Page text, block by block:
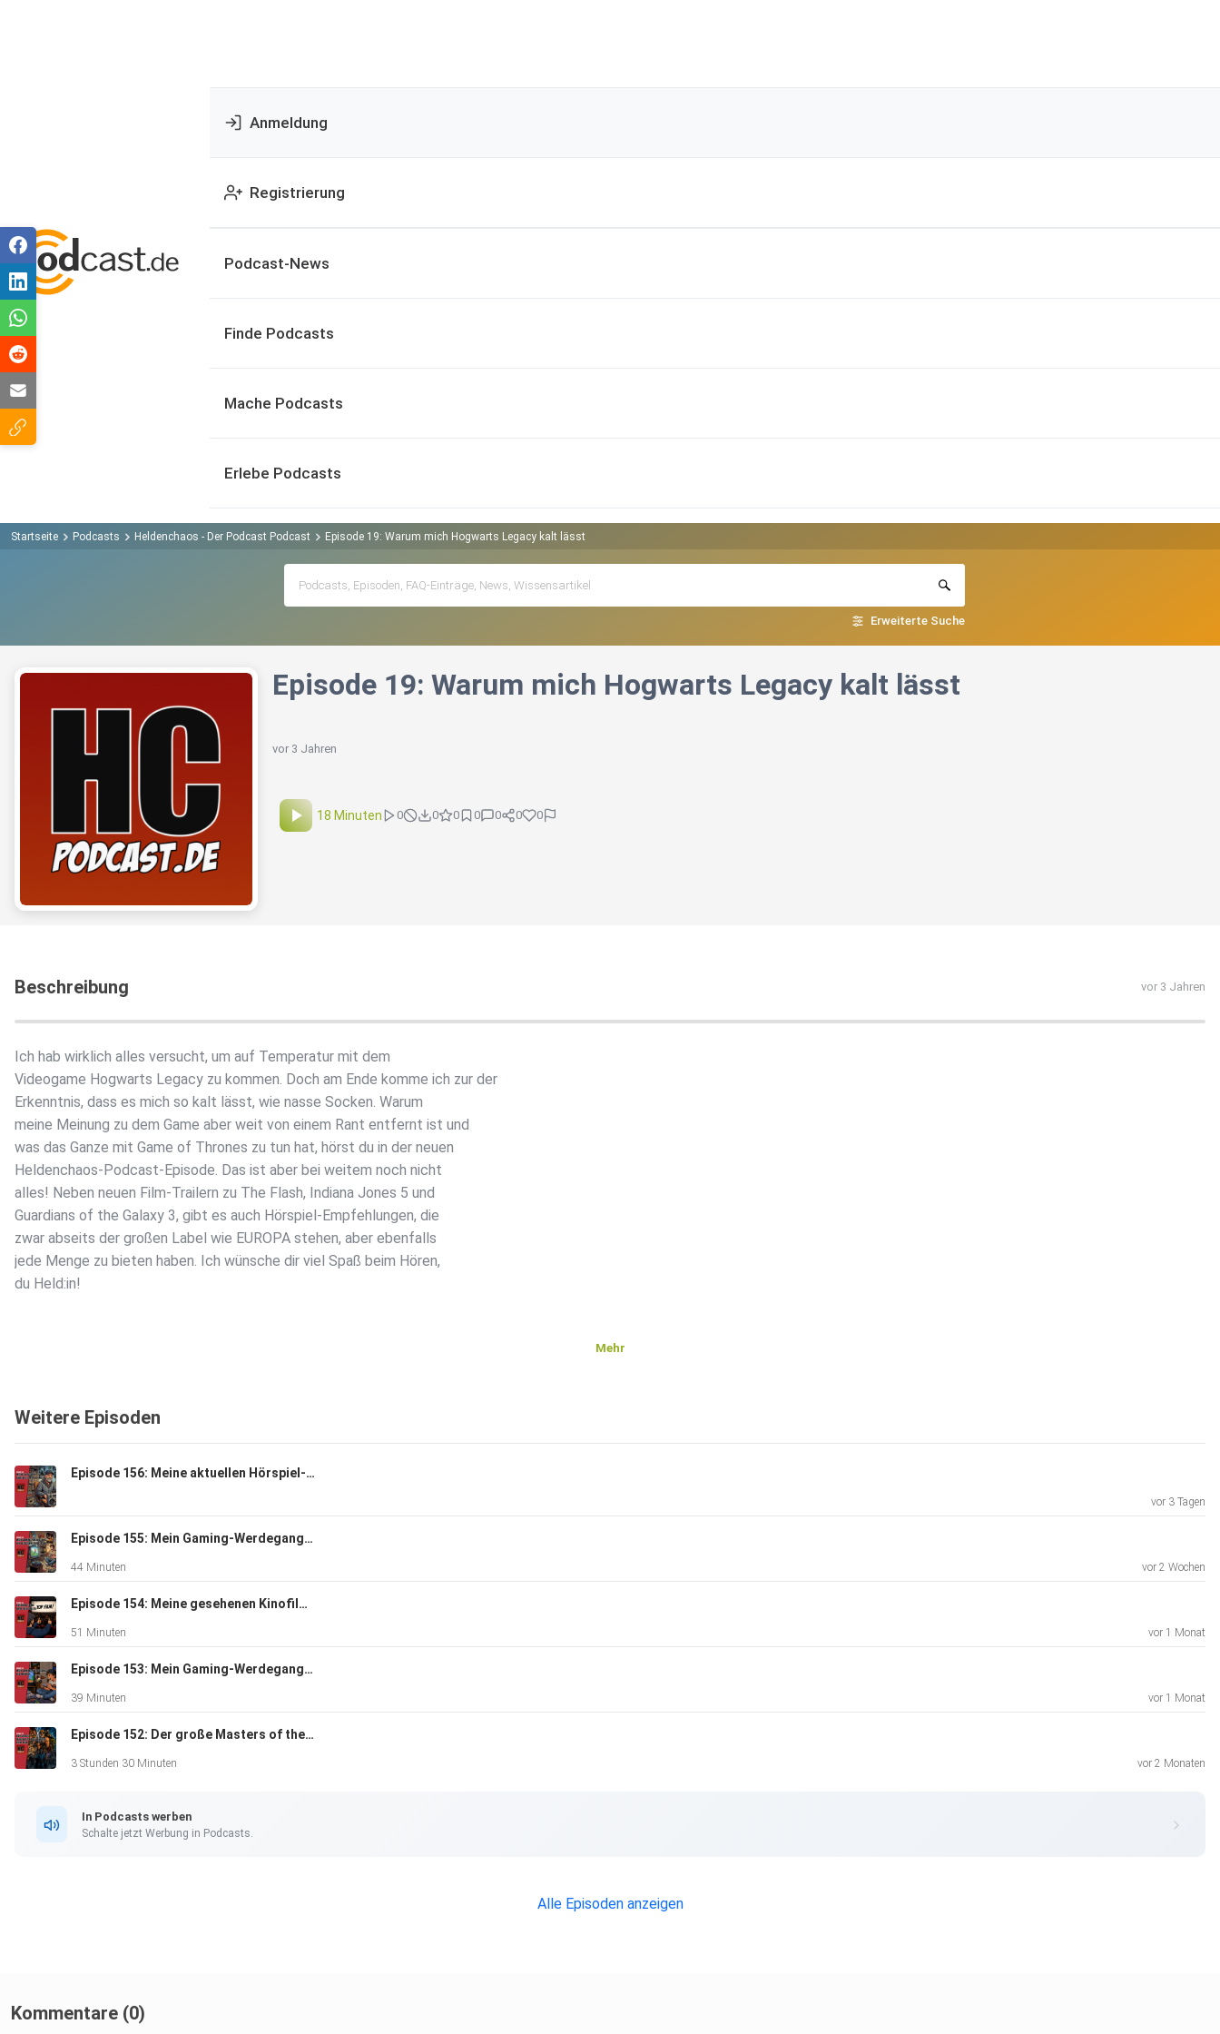
Anmeldung
Registrierung
Podcast-News
Finde Podcasts
Mache Podcasts
Erlebe Podcasts
Startseite Podcasts Heldenchaos - Der Podcast Podcast Episode 19: Warum mich Hogwarts Legacy kalt lässt
Erweiterte Suche
Episode 19: Warum mich Hogwarts Legacy kalt lässt
vor 3 Jahren
18 Minuten 0 0 0 0 0 0 0
Beschreibung vor 3 Jahren
Ich hab wirklich alles versucht, um auf Temperatur mit dem
Videogame Hogwarts Legacy zu kommen. Doch am Ende komme ich zur der
Erkenntnis, dass es mich so kalt lässt, wie nasse Socken. Warum
meine Meinung zu dem Game aber weit von einem Rant entfernt ist und
was das Ganze mit Game of Thrones zu tun hat, hörst du in der neuen
Heldenchaos-Podcast-Episode. Das ist aber bei weitem noch nicht
alles! Neben neuen Film-Trailern zu The Flash, Indiana Jones 5 und
Guardians of the Galaxy 3, gibt es auch Hörspiel-Empfehlungen, die
zwar abseits der großen Label wie EUROPA stehen, aber ebenfalls
jede Menge zu bieten haben. Ich wünsche dir viel Spaß beim Hören,
du Held:in!
Mehr
Weitere Episoden
Episode 156: Meine aktuellen Hörspiel-Empfehlungen
vor 3 Tagen
Episode 155: Mein Gaming-Werdegang - Von der Sony Playstation, dem Nintendo64 bis hin zum ersten Pentium-PC
44 Minuten vor 2 Wochen
Episode 154: Meine gesehenen Kinofilme von April bis Juni 2026
51 Minuten vor 1 Monat
Episode 153: Mein Gaming-Werdegang - Vom Atari 2600, NES & Game Boy bis zum SNES und Amiga 500
39 Minuten vor 1 Monat
Episode 152: Der große Masters of the Universe-Filmtalk
3 Stunden 30 Minuten vor 2 Monaten
In Podcasts werben
Schalte jetzt Werbung in Podcasts.
Alle Episoden anzeigen
Kommentare (0)